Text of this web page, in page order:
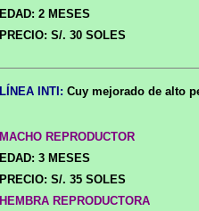
EDAD: 2 MESES
PRECIO: S/. 30 SOLES
LÍNEA INTI: Cuy mejorado de alto
MACHO REPRODUCTOR
EDAD: 3 MESES
PRECIO: S/. 35 SOLES
HEMBRA REPRODUCTORA